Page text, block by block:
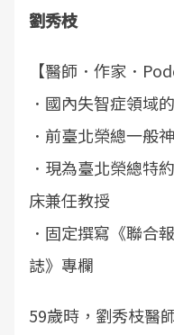
劉秀枝
【醫師．作家．
．國內失智症領域
．前臺北榮總一般
．現為臺北榮總特
床兼任教授
．固定撰寫《聯合
誌》專欄
59歲時，劉秀枝醫